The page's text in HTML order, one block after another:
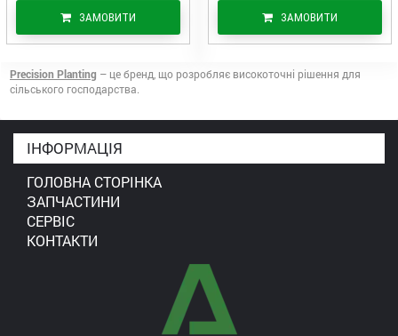
ЗАМОВИТИ ЗАМОВИТИ
Precision Planting – це бренд, що розробляє високоточні рішення для
сільського господарства.
ІНФОРМАЦІЯ
ГОЛОВНА СТОРІНКА
ЗАПЧАСТИНИ
СЕРВІС
КОНТАКТИ